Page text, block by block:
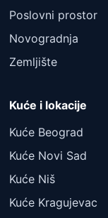
Poslovni prostor
Novogradnja
Zemljište
Kuće i lokacije
Kuće Beograd
Kuće Novi Sad
Kuće Niš
Kuće Kragujevac